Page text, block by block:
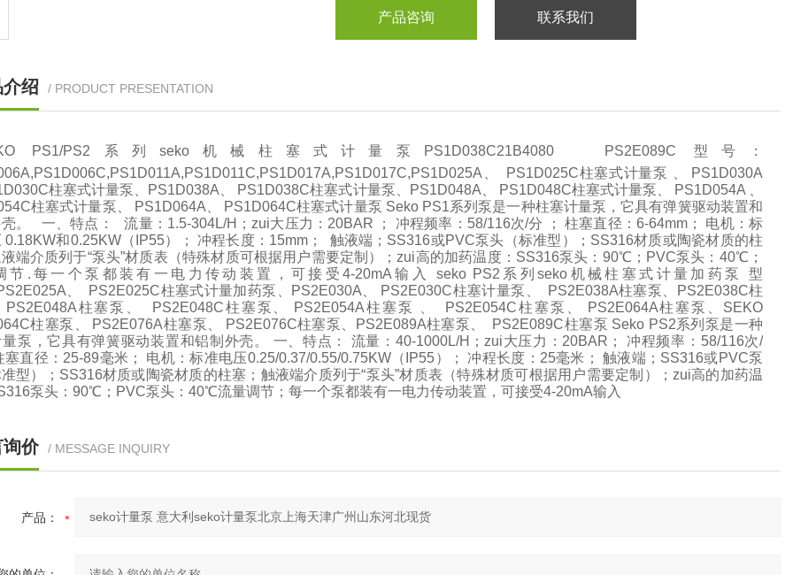
产品咨询 联系我们
绍 / PRODUCT PRESENTATION
PS1/PS2系列seko机械柱塞式计量泵PS1D038C21B4080 PS2E089C 型号：
、 PS1D025C柱塞式计量泵 、 PS1D030A
柱塞式计量泵、PS1D038A、 PS1D038C柱塞式计量泵、PS1D048A、 PS1D048C柱塞式计量泵、 PS1D054A 、
柱塞式计量泵、 PS1D064A、 PS1D064C柱塞式计量泵 Seko PS1系列泵是一种柱塞计量泵，它具有弹簧驱动装置和
。 一、特点： 流量：1.5-304L/H；zui大压力：20BAR ； 冲程频率：58/116次/分 ； 柱塞直径：6-64mm； 电机：标
0.18KW和0.25KW（IP55）； 冲程长度：15mm； 触液端；SS316或PVC泵头（标准型）；SS316材质或陶瓷材质的柱
端介质列于“泵头”材质表（特殊材质可根据用户需要定制）；zui高的加药温度：SS316泵头：90℃；PVC泵头：40℃；
节.每一个泵都装有一电力传动装置，可接受4-20mA输入 seko PS2系列seko机械柱塞式计量加药泵 型
、 PS2E025C柱塞式计量加药泵、PS2E030A、 PS2E030C柱塞计量泵、 PS2E038A柱塞泵、PS2E038C柱
PS2E048A柱塞泵、 PS2E048C柱塞泵、 PS2E054A柱塞泵 、 PS2E054C柱塞泵、 PS2E064A柱塞泵、SEKO
柱塞泵、 PS2E076A柱塞泵、 PS2E076C柱塞泵、PS2E089A柱塞泵、 PS2E089C柱塞泵 Seko PS2系列泵是一种
泵，它具有弹簧驱动装置和铝制外壳。 一、特点： 流量：40-1000L/H；zui大压力：20BAR； 冲程频率：58/116次/
塞直径：25-89毫米； 电机：标准电压0.25/0.37/0.55/0.75KW（IP55）； 冲程长度：25毫米； 触液端；SS316或PVC泵
型）；SS316材质或陶瓷材质的柱塞；触液端介质列于“泵头”材质表（特殊材质可根据用户需要定制）；zui高的加药温
泵头：90℃；PVC泵头：40℃流量调节；每一个泵都装有一电力传动装置，可接受4-20mA输入
价 / MESSAGE INQUIRY
产品：